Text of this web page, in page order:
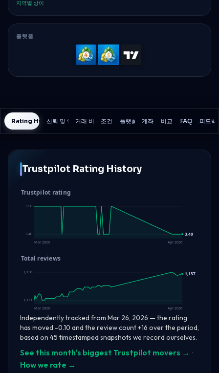
지역별 상이
플랫폼
MetaTrader
4
MetaTrader
Rating History신뢰 및 안전거래 비용 조건 플랫폼 계좌 비교 FAQ 피드백
Trustpilot Rating History
Trustpilot rating
3.50
3.40 3.40
Mar 2026 Apr 2026
Total reviews
1,138
1,121
1,137
Mar 2026 Apr 2026
Independently tracked from Mar 26, 2026 — the rating
has moved -0.10 and the review count +16 over the period,
based on 45 timestamped snapshots we record ourselves.
See this month's biggest Trustpilot movers → ·
How we rate →